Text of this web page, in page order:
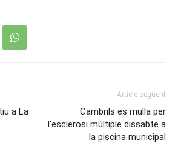
a La
Article següent
Cambrils es mulla per
l’esclerosi múltiple dissabte a
la piscina municipal